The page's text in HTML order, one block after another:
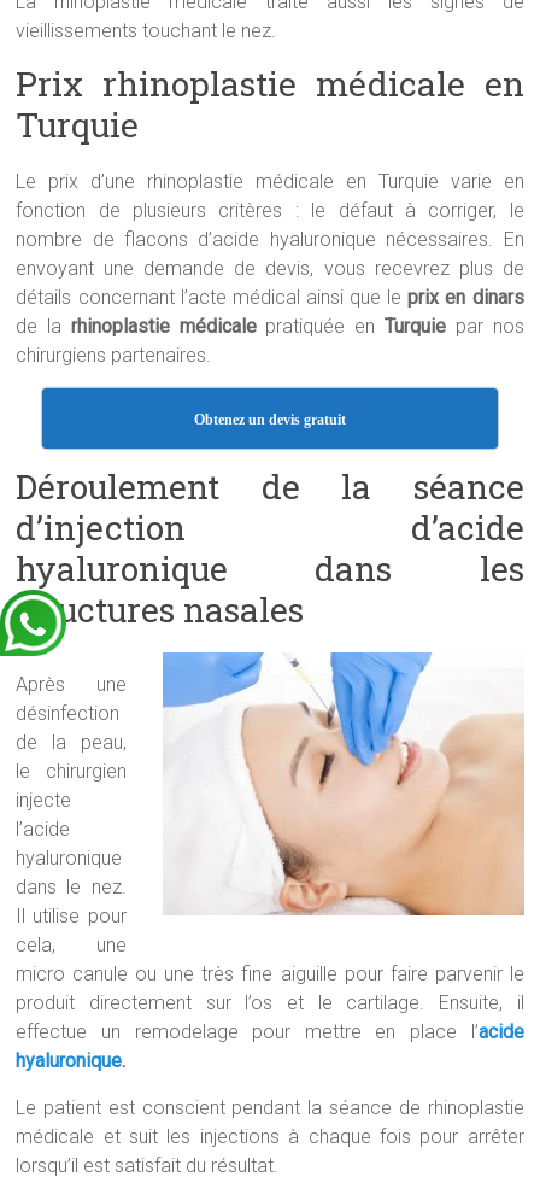
vieillissements touchant le nez.
Prix rhinoplastie médicale en
Turquie
Le prix d’une rhinoplastie médicale en Turquie varie en
fonction de plusieurs critères : le défaut à corriger, le
nombre de flacons d’acide hyaluronique nécessaires. En
envoyant une demande de devis, vous recevrez plus de
détails concernant l’acte médical ainsi que leprix en dinars
de la rhinoplastie médicalepratiquée enTurquie par nos
chirurgiens partenaires.
Obtenez un devis gratuit
Déroulement de la séance
d’injection d’acide
hyaluronique dans les
structures nasales
Après une
désinfection
de la peau,
le chirurgien
injecte
l’acide
hyaluronique
dans le nez.
Il utilise pour
cela, une
micro canule ou une très fine aiguille pour faire parvenir le
produit directement sur l’os et le cartilage. Ensuite, il
effectue un remodelage pour mettre en place l’acide
hyaluronique.
Le patient est conscient pendant la séance de rhinoplastie
médicale et suit les injections à chaque fois pour arrêter
lorsqu’il est satisfait du résultat.